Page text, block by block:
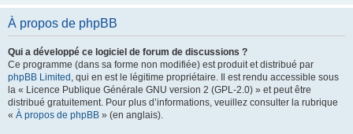
À propos de phpBB
Qui a développé ce logiciel de forum de discussions ?
Ce programme (dans sa forme non modifiée) est produit et distribué par
phpBB Limited , qui en est le légitime propriétaire. Il est rendu accessible sous
la « Licence Publique Générale GNU version 2 (GPL-2.0) » et peut être
distribué gratuitement. Pour plus d’informations, veuillez consulter la rubrique
« À propos de phpBB » (en anglais).